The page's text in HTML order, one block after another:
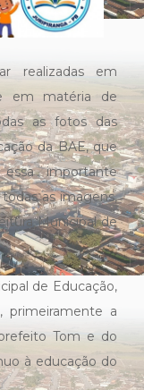
realizadas em
em matéria de
as fotos das
da BAE, que
importante
as imagens,
Municipal de
de Educação,
primeiramente a
Tom e do
à educação do